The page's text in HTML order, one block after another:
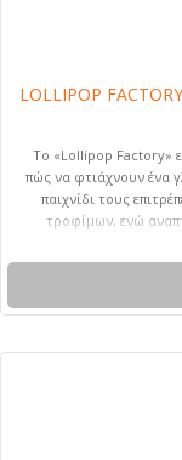
LOLLIPOP
Το «Lollipop Factory»
πώς να φτιάχνουν ένα
παιχνίδι τους
τροφίμων, ενώ